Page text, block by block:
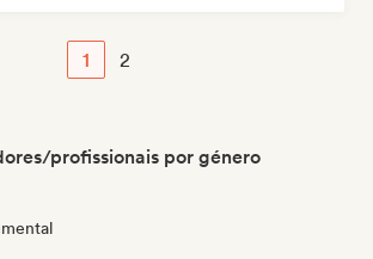
1 2
profissionais por género